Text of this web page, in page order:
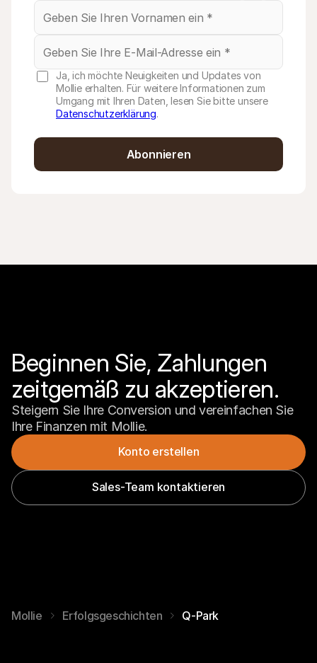
Ja, ich möchte Neuigkeiten und Updates von
Mollie erhalten. Für weitere Informationen zum
Umgang mit Ihren Daten, lesen Sie bitte unsere
Datenschutzerklärung.
Abonnieren
Beginnen Sie, Zahlungen
zeitgemäß zu akzeptieren.
Steigern Sie Ihre Conversion und vereinfachen Sie
Ihre Finanzen mit Mollie.
Konto erstellen
Sales-Team kontaktieren
Mollie Erfolgsgeschichten Q-Park